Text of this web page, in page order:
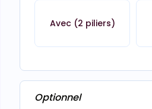
Avec (2 piliers)
Optionnel